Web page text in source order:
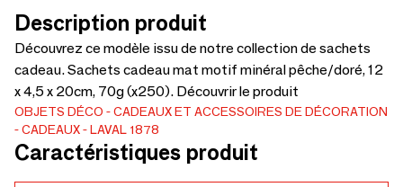
Description produit
Découvrez ce modèle issu de notre collection de sachets
cadeau. Sachets cadeau mat motif minéral pêche/doré, 12
x 4,5 x 20cm, 70g (x250). Découvrir le produit
OBJETS DÉCO
CADEAUX ET ACCESSOIRES DE DÉCORATION
CADEAUX
LAVAL 1878
Caractéristiques produit